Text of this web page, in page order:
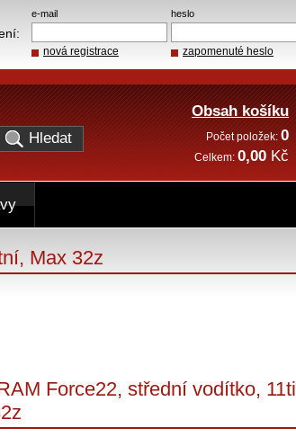
Max 32z
Force22, střední vodítko, 11ti
e-mail heslo
nová registrace zapomenuté heslo
Obsah košíku
Počet položek:0
Celkem: 0,00 Kč